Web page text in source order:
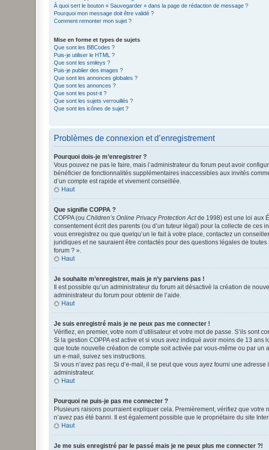
À quoi sert le bouton « Sauvegarder » dans la page de rédaction de message ?
Pourquoi mon message doit être validé ?
Comment remonter mon sujet ?
Mise en forme et types de sujets
Que sont les BBCodes ?
Puis-je utiliser le HTML ?
Que sont les smileys ?
Puis-je publier des images ?
Que sont les annonces globales ?
Que sont les annonces ?
Que sont les post-it ?
Que sont les sujets verrouillés ?
Que sont les icônes de sujet ?
Problèmes de connexion et d’enregistrement
Pourquoi dois-je m’enregistrer ?
Vous pouvez ne pas le faire, mais l’administrateur du forum peut avoir
bénéficier de fonctionnalités supplémentaires inaccessibles aux invités
d’un compte est rapide et vivement conseillée.
Haut
Que signifie COPPA ?
COPPA (ou Children’s Online Privacy Protection Actde 1998) est une loi aux
consentement écrit des parents (ou d’un tuteur légal) pour la collecte de ces
vous enregistrez ou que quelqu’un le fait à votre place, contactez un
juridiques et ne sauraient être contactés pour des questions légales de
forum ? ».
Haut
Je souhaite m’enregistrer, mais je n’y parviens pas !
Il est possible qu’un administrateur du forum ait désactivé la création de
administrateur du forum pour obtenir de l’aide.
Haut
Je suis enregistré mais je ne peux pas me connecter !
Vérifiez, en premier, votre nom d’utilisateur et votre mot de passe. S’ils sont
Si la gestion COPPA est active et si vous avez indiqué avoir moins de 13
que toute nouvelle création de compte soit activée par vous-même ou par
un e-mail, suivez ses instructions.
Si vous n’avez pas reçu d’e-mail, il se peut que vous ayez fourni une
administrateur.
Haut
Pourquoi ne puis-je pas me connecter ?
Plusieurs raisons pourraient expliquer cela. Premièrement, vérifiez que votre
n’avez pas été banni. Il est également possible que le propriétaire du site
Haut
Je me suis enregistré par le passé mais je ne peux plus me connecter ?!